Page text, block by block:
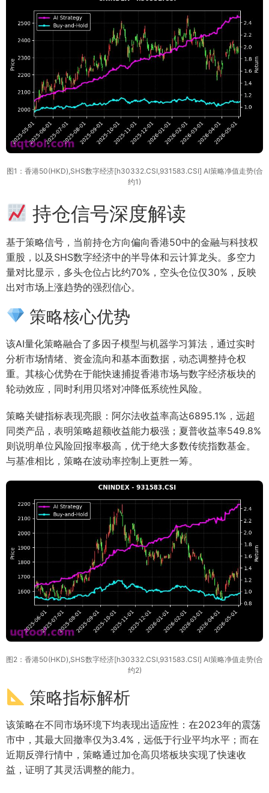
图1：香港50(HKD),SHS数字经济[h30332.CSI,931583.CSI] AI策略净值走势(合
约1)
持仓信号深度解读
基于策略信号，当前持仓方向偏向香港50中的金融与科技权
重股，以及SHS数字经济中的半导体和云计算龙头。多空力
量对比显示，多头仓位占比约70%，空头仓位仅30%，反映
出对市场上涨趋势的强烈信心。
策略核心优势
该AI量化策略融合了多因子模型与机器学习算法，通过实时
分析市场情绪、资金流向和基本面数据，动态调整持仓权
重。其核心优势在于能快速捕捉香港市场与数字经济板块的
轮动效应，同时利用贝塔对冲降低系统性风险。
策略关键指标表现亮眼：阿尔法收益率高达6895.1%，远超
同类产品，表明策略超额收益能力极强；夏普收益率549.8%
则说明单位风险回报率极高，优于绝大多数传统指数基金。
与基准相比，策略在波动率控制上更胜一筹。
图2：香港50(HKD),SHS数字经济[h30332.CSI,931583.CSI] AI策略净值走势(合
约2)
策略指标解析
该策略在不同市场环境下均表现出适应性：在2023年的震荡
市中，其最大回撤率仅为3.4%，远低于行业平均水平；而在
近期反弹行情中，策略通过加仓高贝塔板块实现了快速收
益，证明了其灵活调整的能力。